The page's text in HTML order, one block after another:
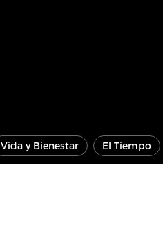
Vida y Bienestar El Tiempo